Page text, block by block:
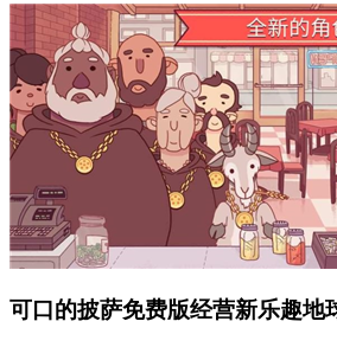
可口的披萨免费版经营新乐趣地